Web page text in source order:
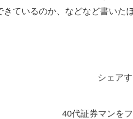
きているのか、などなど書いた
シェア
40代証券マンを